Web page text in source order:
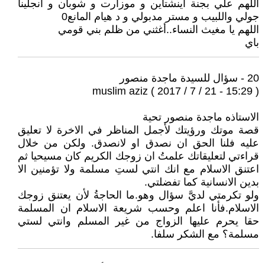
اللهم علي بجنة اينشتاين و موزارت و شوبان و أنجلينا
جولي واللبيب و مستر مدبولي و د هيام المانع0
اللهم يا مغيث النساء..أغثني من ظلم بني قومي
باي
20 - سؤال للسيدة ماجدة منصور
muslim aziz ( 2017 / 7 / 21 - 15:29 )
الاستاذه ماجدة منصور تحية
قصة موتك ورؤيتك لأجمل المناظر في الاخرة لا تعليق
عليه فلنا الحق ان نصدق او لانصدق. ولكن من خلال
قراءتي لتعليقاتك علمتُ ان زوجك الكريم كان مسيحيا ثم
اعتنق الاسلام مع انك انتي لستِ مسلمة ولا تؤمنين الا
بدين الانسانية كما تفضلتي.
ولو تكرمتي لديَّ سؤال وهو.ما الحاجةُ لأن يعتنق زوجك
الاسلام.فأنا اعلم وحسب شريعة الاسلام ان المسلمة
حقا يحرم عليها الزواج من غير المسلم وانتي لستي
مسلمة؟ مع الشكر سلفا.